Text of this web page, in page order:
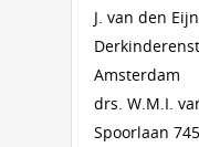
J. van den
Amsterdam
drs. W.M.I.
Spoorlaan